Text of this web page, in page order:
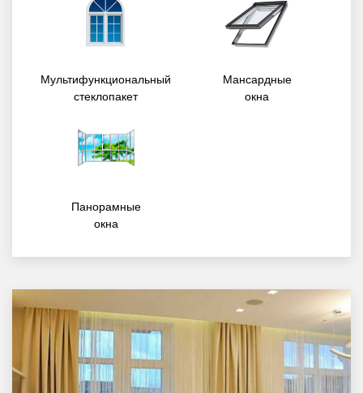
Мультифункциональный
стеклопакет
Мансардные
окна
Панорамные
окна